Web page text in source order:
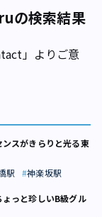
検索結果
」よりご意
スがきらりと光る東
駅 神楽坂駅
っと珍しいB級グル